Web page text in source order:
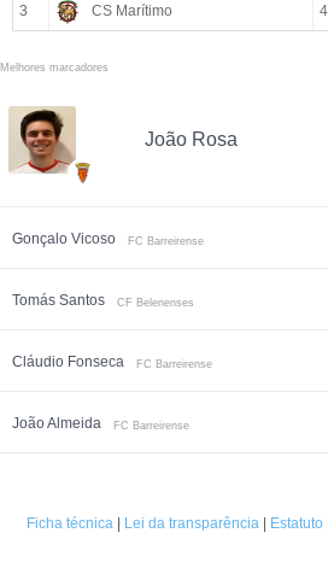
3 CS Marítimo 4
Melhores marcadores
João Rosa
Gonçalo Vicoso FC Barreirense
Tomás Santos CF Belenenses
Cláudio Fonseca FC Barreirense
João Almeida FC Barreirense
Ficha técnica| Lei da transparência| Estatuto